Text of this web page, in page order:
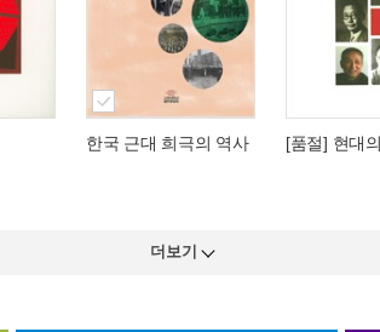
한국 근대 희극의 역사 [품절] 현대
더보기